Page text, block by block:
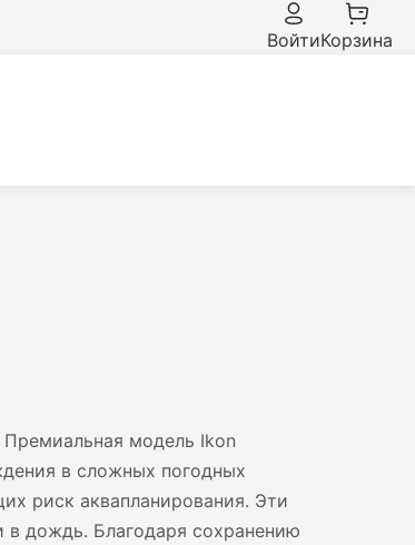
ВойтиКорзина
модель Ikon
в сложных погодных
риск аквапланирования. Эти
в дождь. Благодаря сохранению